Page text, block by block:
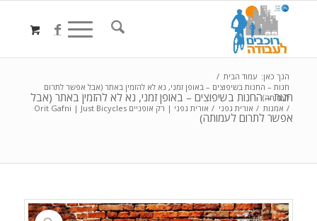
חנות – החנות בשיפוצים – באופן זמני, נא לא להזמין באתר (אבל
אפשר לתרום לעמותה)
הנך כאן: עמוד הבית /
חנות – החנות בשיפוצים – באופן זמני, נא לא להזמין באתר (אבל אפשר לתרום
לעמותה)
/ אמנות / אורית גפני / אורית גפני | רק אופניים Orit Gafni | Just Bicycles